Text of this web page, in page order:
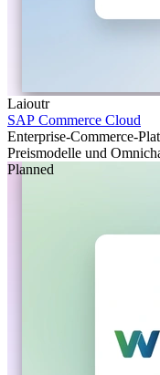
Laioutr
SAP Commerce Cloud
Enterprise-Commerce-
Preismodelle und
Planned